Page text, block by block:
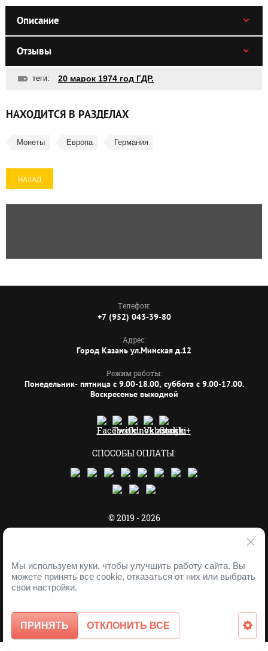
Описание
Отзывы
теги: 20 марок 1974 год ГДР.
НАХОДИТСЯ В РАЗДЕЛАХ
Монеты Европа Германия
НАЗАД
Телефон:
+7 (952) 043-39-80
Адрес:
Город Казань ул.Минская д.12
Режим работы:
Понедельник- пятница с 9.00-18.00, суббота с 9.00-17.00.
Воскресенье выходной
СПОСОБЫ ОПЛАТЫ:
© 2019 - 2026
Устанавливая код счётчика на сайт, вы
Пользовательского соглашения.
Мы используем куки, чтобы улучшить работу сайта. Вы
можете принять все cookie, отказаться от них или выбрать
свои настройки.
ПРИНЯТЬ ОТКЛОНИТЬ ВСЕ